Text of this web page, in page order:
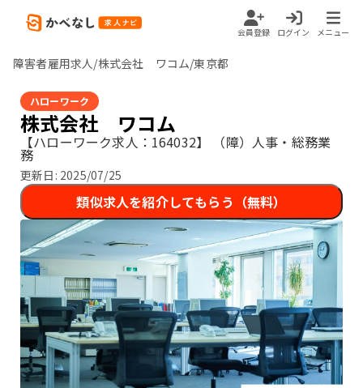
会員登録 ログイン メニュー
障害者雇用求人/株式会社 ワコム/東京都
ハローワーク
株式会社 ワコム
【ハローワーク求人：164032】 （障）人事・総務業
務
更新日: 2025/07/25
類似求人を紹介してもらう（無料）